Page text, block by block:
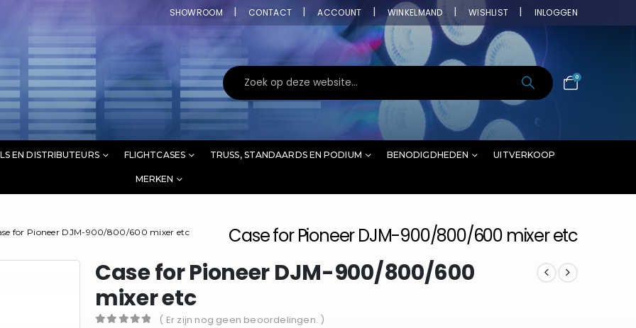
SHOWROOM CONTACT ACCOUNT WINKELMAND WISHLIST INLOGGEN
0
EN DISTRIBUTEURS FLIGHTCASES TRUSS, STANDAARDS EN PODIUM BENODIGDHEDEN UITVERKOOP
MERKEN
Case for Pioneer DJM-900/800/600 mixer etc
for Pioneer DJM-900/800/600 mixer etc
Case for Pioneer DJM-900/800/600
mixer etc
( Er zijn nog geen beoordelingen. )